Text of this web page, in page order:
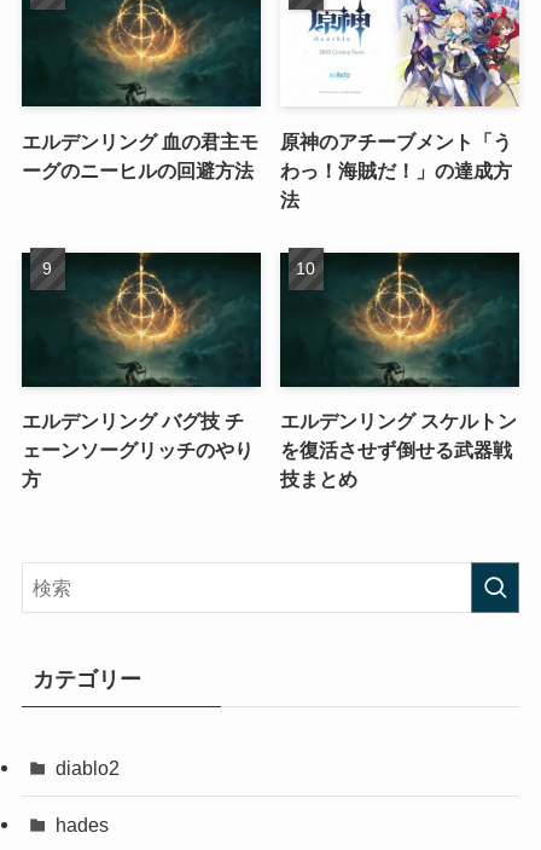
エルデンリング 血の君主モ
ーグのニーヒルの回避方法
原神のアチーブメント「う
わっ！海賊だ！」の達成方
法
エルデンリング バグ技 チ
ェーンソーグリッチのやり
方
エルデンリング スケルトン
を復活させず倒せる武器戦
技まとめ
カテゴリー
diablo2
hades